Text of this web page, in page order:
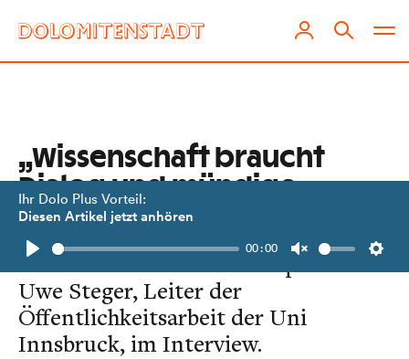
Ihr Dolo Plus Vorteil:
Diesen Artikel jetzt anhören
Play
00:00
Unmute
„Wissenschaft braucht
Dialog und mündige
Bürger“
Land der Wissenschaftsskeptiker?
Uwe Steger, Leiter der
Öffentlichkeitsarbeit der Uni
Innsbruck, im Interview.